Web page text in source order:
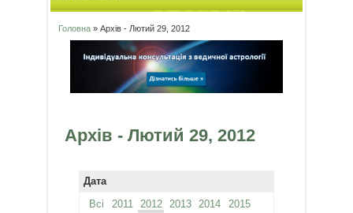
Ви є тут
Головна» Архів - Лютий 29, 2012
Архів - Лютий 29, 2012
Дата
Всі
2011 2012 2013 2014
2015